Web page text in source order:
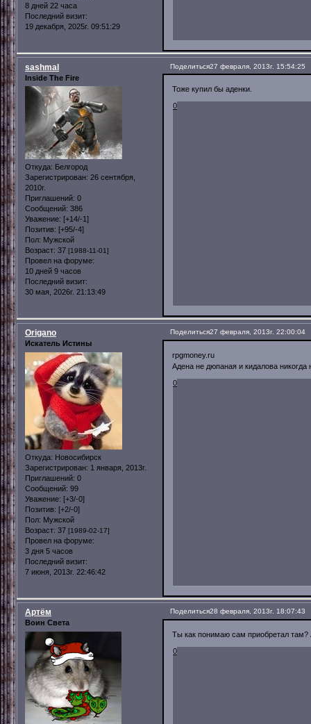
8 дней 22 часа
Последний визит:
19 декабря, 2025г. 09:51:29
Поделиться27 февраля, 2013г. 15:54:25
sashmal
Inside The Fire
Откуда: Белгород
Зарегистрирован: 26 сентября,
2010г.
Приглашений: 0
Сообщений: 386
Уважение: [+14/-1]
Позитив: [+95/-4]
Пол: Мужской
Возраст: 37 [1988-11-01]
Провел на форуме:
10 дней 9 часов
Последний визит:
30 мая, 2026г. 21:13:49
Тоже купил бы аденки.
0
Поделиться27 февраля, 2013г. 22:00:04
Origano
Искатель Истины
Откуда: Новосибирск
Зарегистрирован: 1 января, 2013г.
Приглашений: 0
Сообщений: 99
Уважение: [+3/-0]
Позитив: [+2/-0]
Пол: Мужской
Возраст: 37 [1989-02-17]
Провел на форуме:
3 дня 5 часов
Последний визит:
7 июня, 2013г. 22:46:42
rpgmoney.ru
Адена не дюпаная и кидалова никогда
0
Поделиться28 февраля, 2013г. 18:07:43
Артём
Воин Света
Ты как понимаю сам приобретал там?
0